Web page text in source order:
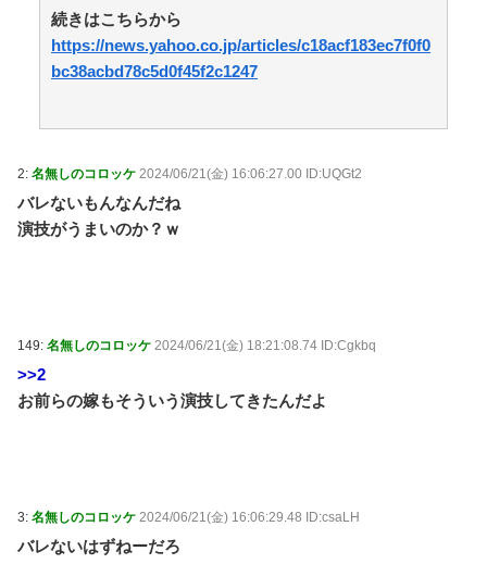
どころか根を枯らす害悪でしかないのに / おまとめアン
テナ NEW!
【ホロライブ】ラプラス・ダークネスの新衣装が最
高！ルイとお揃いの神デザイン / おまとめアンテナ
て人の収入まで減らすな！残業したくない奴は勝手に定
時で帰ればいいだろ！！ / おまとめアンテナ
03:19)
【同人ヱロゲ】冒険者エリーゼを期待せずにやってみ
真剣に拒絶しても「ムキになってるｗ」と嘲笑…人の病
気と手術を娯楽にすんなよ！！ / おまとめアンテナ
NEW!
Powered by livedoor 相互RSS
続きはこちらから
https://news.yahoo.co.jp/articles/c18acf183ec7f0f0
bc38acbd78c5d0f45f2c1247
2: 名無しのコロッケ 2024/06/21(金) 16:06:27.00 ID:UQGt2
バレないもんなんだね
演技がうまいのか？ｗ
149: 名無しのコロッケ 2024/06/21(金) 18:21:08.74 ID:Cgkbq
>>2
お前らの嫁もそういう演技してきたんだよ
3: 名無しのコロッケ 2024/06/21(金) 16:06:29.48 ID:csaLH
バレないはずねーだろ